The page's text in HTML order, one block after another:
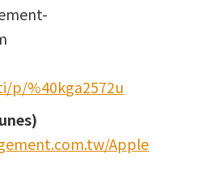
p/%40kga2572u
Apple